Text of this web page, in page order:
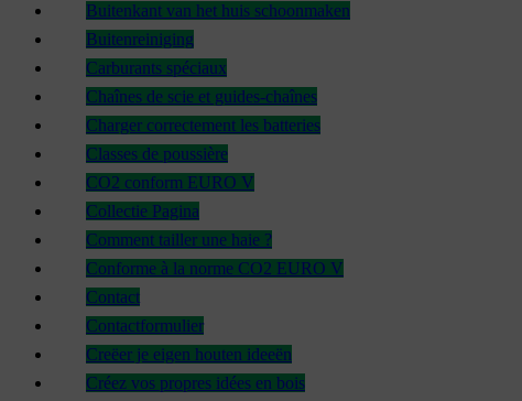
Buitenkant van het huis schoonmaken
Buitenreiniging
Carburants spéciaux
Chaînes de scie et guides-chaînes
Charger correctement les batteries
Classes de poussière
CO2 conform EURO V
Collectie Pagina
Comment tailler une haie ?
Conforme à la norme CO2 EURO V
Contact
Contactformulier
Creëer je eigen houten ideeën
Créez vos propres idées en bois